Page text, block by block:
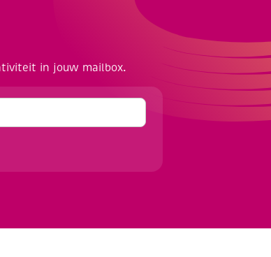
in jouw mailbox.